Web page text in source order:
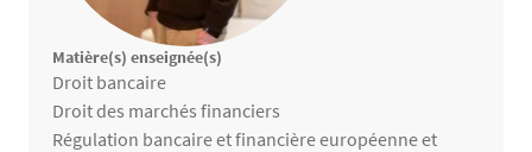
Matière(s) enseignée(s)
Matières enseignées
Droit bancaire
Droit des marchés financiers
Régulation bancaire et financière européenne et